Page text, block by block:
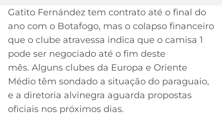
BETBOOM
CÓDIGO
INDICAÇÃO
BET365
CÓDIGO
BETANO
PALMEIRAS
CORINTHIANS
SÃO
PAULO
SANTOS
SÉRIE
LIBERTADORES
COPA
DO
BRASIL
ESPORTIVA
MERCADO
DA
BOLA
PALPITES
Acesse o perfil do autor
no Twitter
Gatito Fernández tem contrato até o final do
ano com o Botafogo, mas o colapso financeiro
que o clube atravessa indica que o camisa 1
pode ser negociado até o fim deste
mês. Alguns clubes da Europa e Oriente
Médio têm sondado a situação do paraguaio,
e a diretoria alvinegra aguarda propostas
oficiais nos próximos dias.